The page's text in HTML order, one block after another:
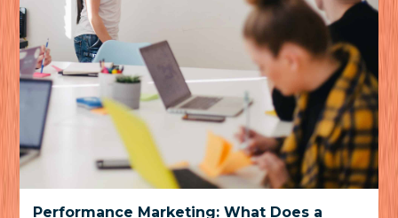
Performance Marketing: What Does a